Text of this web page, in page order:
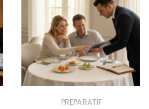
PREPARATIF